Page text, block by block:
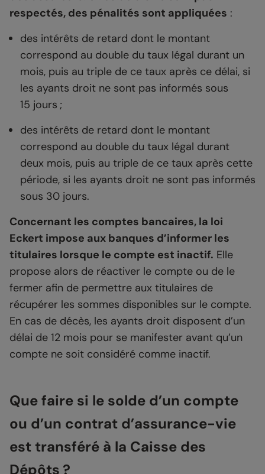
respectés, des pénalités sont appliquées :
des intérêts de retard dont le montant
correspond au double du taux légal durant un
mois, puis au triple de ce taux après ce délai, si
les ayants droit ne sont pas informés sous
15 jours ;
des intérêts de retard dont le montant
correspond au double du taux légal durant
deux mois, puis au triple de ce taux après cette
période, si les ayants droit ne sont pas informés
sous 30 jours.
Concernant les comptes bancaires, la loi
Eckert impose aux banques d’informer les
titulaires lorsque le compte est inactif. Elle
propose alors de réactiver le compte ou de le
fermer afin de permettre aux titulaires de
récupérer les sommes disponibles sur le compte.
En cas de décès, les ayants droit disposent d’un
délai de 12 mois pour se manifester avant qu’un
compte ne soit considéré comme inactif.
Que faire si le solde d’un compte
ou d’un contrat d’assurance-vie
est transféré à la Caisse des
Dépôts ?